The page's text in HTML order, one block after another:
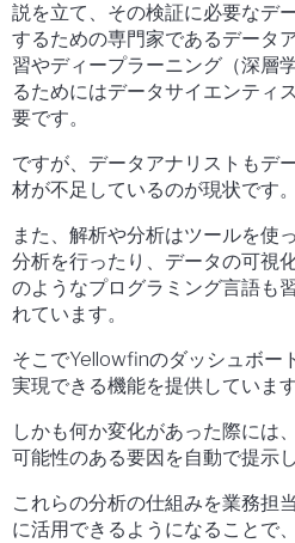
説を立て、その検証に必要なデ
するための専門家であるデータ
習やディープラーニング（深層
るためにはデータサイエンティ
要です。
ですが、データアナリストもデ
材が不足しているのが現状です。
また、解析や分析はツールを使
分析を行ったり、データの可視
のようなプログラミング言語も
れています。
そこでYellowfinのダッシュボー
実現できる機能を提供しています
しかも何か変化があった際には
可能性のある要因を自動で提示
これらの分析の仕組みを業務担
に活用できるようになることで